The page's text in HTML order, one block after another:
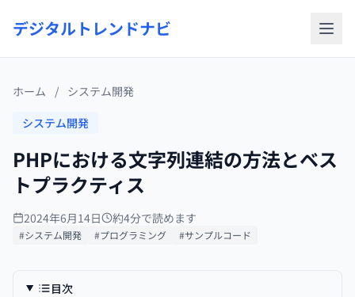
デジタルトレンドナビ
ホーム / システム開発
システム開発
PHPにおける文字列連結の方法とベス
トプラクティス
2024年6月14日 約4分で読めます
#システム開発 #プログラミング #サンプルコード
目次